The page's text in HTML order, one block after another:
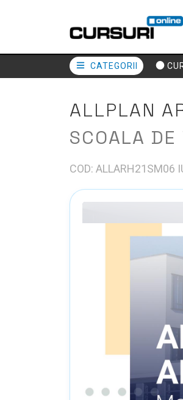
CATEGORII
ALLPLAN
SCOALA
COD: ALLARH21SM06